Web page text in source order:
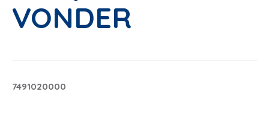
VONDER
7491020000